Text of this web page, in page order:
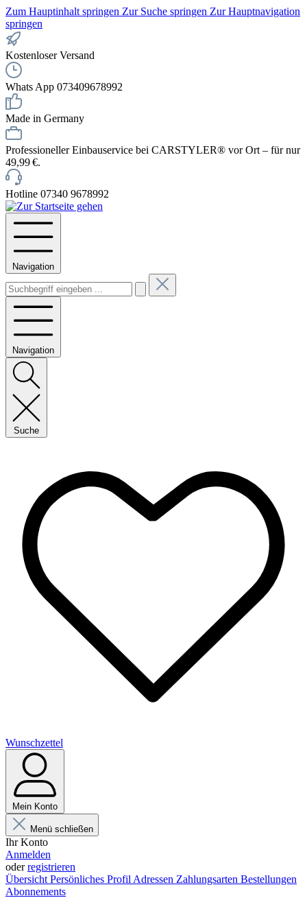
Zum Hauptinhalt springen Zur Suche springen Zur Hauptnavigation
springen
Kostenloser Versand
Whats App 073409678992
Made in Germany
Professioneller Einbauservice bei CARSTYLER® vor Ort – für nur
49,99 €.
Hotline 07340 9678992
Navigation
Navigation
Suche
Wunschzettel
Mein Konto
Menü schließen
Ihr Konto
Anmelden
oderregistrieren
Übersicht Persönliches Profil Adressen Zahlungsarten Bestellungen
Abonnements